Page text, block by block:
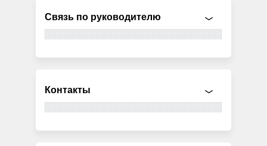
Связь по руководителю
Контакты